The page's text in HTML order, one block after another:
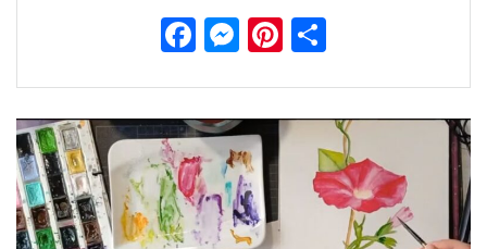
F
e
b
o
o
M
ss
e
n
g
Pi
er
e
st
za
m
e
g